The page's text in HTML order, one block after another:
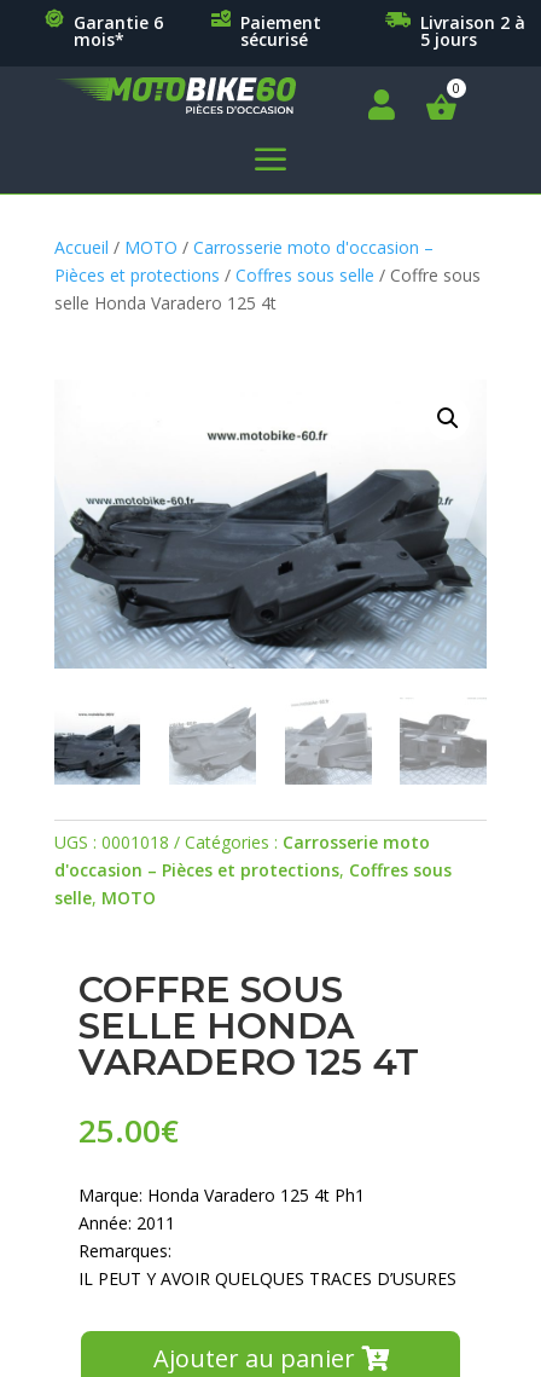
Garantie 6
mois*
Paiement
sécurisé
Livraison 2 à
5 jours

a
Accueil / MOTO / Carrosserie moto d'occasion –
Pièces et protections / Coffres sous selle / Coffre sous
selle Honda Varadero 125 4t
UGS : 0001018 Catégories : Carrosserie moto
d'occasion – Pièces et protections, Coffres sous
selle, MOTO
COFFRE SOUS
SELLE HONDA
VARADERO 125 4T
25.00€
Marque: Honda Varadero 125 4t Ph1
Année: 2011
Remarques:
IL PEUT Y AVOIR QUELQUES TRACES D’USURES
Ajouter au panier